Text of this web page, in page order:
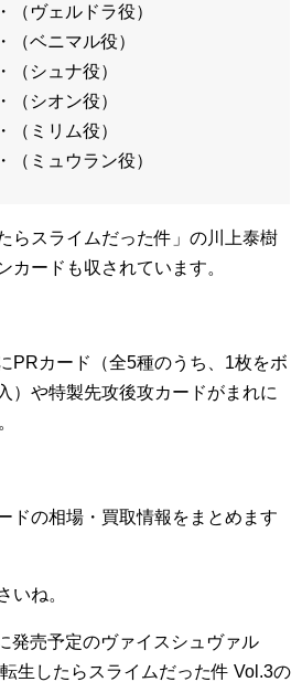
（ヴェルドラ役）
（ベニマル役）
（シュナ役）
（シオン役）
（ミリム役）
（ミュウラン役）
らスライムだった件」の川上泰樹
カードも収されています。
PRカード（全5種のうち、1枚をボ
）や特製先攻後攻カードがまれに
ドの相場・買取情報をまとめます
いね。
発売予定のヴァイスシュヴァル
生したらスライムだった件 Vol.3の